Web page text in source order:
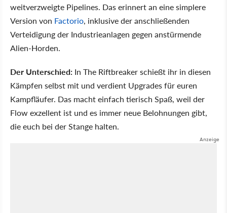
weitverzweigte Pipelines. Das erinnert an eine simplere
Version von Factorio, inklusive der anschließenden
Verteidigung der Industrieanlagen gegen anstürmende
Alien-Horden.
Der Unterschied: In The Riftbreaker schießt ihr in diesen
Kämpfen selbst mit und verdient Upgrades für euren
Kampfläufer. Das macht einfach tierisch Spaß, weil der
Flow exzellent ist und es immer neue Belohnungen gibt,
die euch bei der Stange halten.